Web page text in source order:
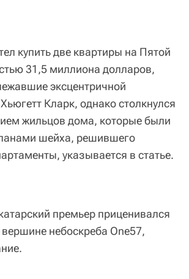
купить две квартиры на Пятой
31,5 миллиона долларов,
эксцентричной
Кларк, однако столкнулся
жильцов дома, которые были
шейха, решившего
указывается в статье.
премьер приценивался
вершине небоскреба One57,